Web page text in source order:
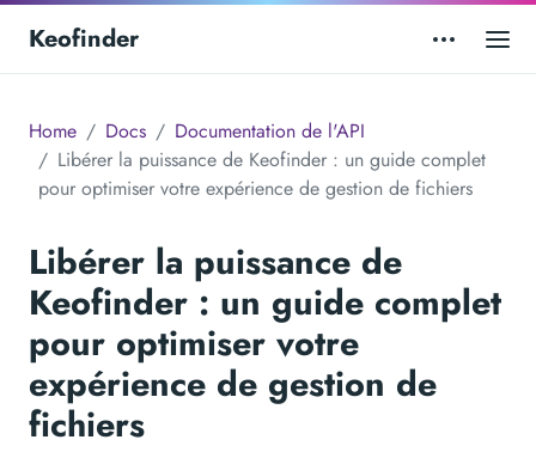
Keofinder
Home Docs
Documentation de l'API
Libérer la puissance de Keofinder : un guide complet
pour optimiser votre expérience de gestion de fichiers
Libérer la puissance de
Keofinder : un guide complet
pour optimiser votre
expérience de gestion de
fichiers